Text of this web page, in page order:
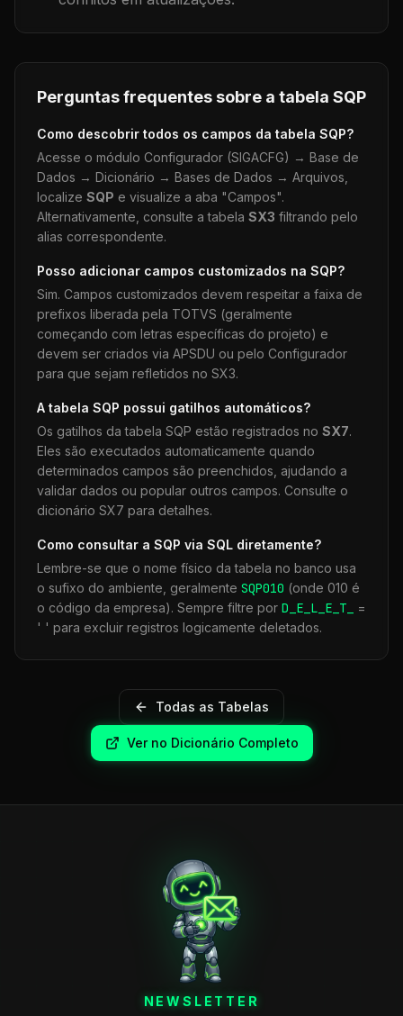
Perguntas frequentes sobre a tabela SQP
Como descobrir todos os campos da tabela SQP?
Acesse o módulo Configurador (SIGACFG) → Base de
Dados → Dicionário → Bases de Dados → Arquivos,
localize SQP e visualize a aba "Campos".
Alternativamente, consulte a tabela SX3 filtrando pelo
alias correspondente.
Posso adicionar campos customizados na SQP?
Sim. Campos customizados devem respeitar a faixa de
prefixos liberada pela TOTVS (geralmente
começando com letras específicas do projeto) e
devem ser criados via APSDU ou pelo Configurador
para que sejam refletidos no SX3.
A tabela SQP possui gatilhos automáticos?
Os gatilhos da tabela SQP estão registrados no SX7.
Eles são executados automaticamente quando
determinados campos são preenchidos, ajudando a
validar dados ou popular outros campos. Consulte o
dicionário SX7 para detalhes.
Como consultar a SQP via SQL diretamente?
Lembre-se que o nome físico da tabela no banco usa
o sufixo do ambiente, geralmente SQP010 (onde 010 é
o código da empresa). Sempre filtre por D_E_L_E_T_
=
' ' para excluir registros logicamente deletados.
Todas as Tabelas
Ver no Dicionário Completo
NEWSLETTER